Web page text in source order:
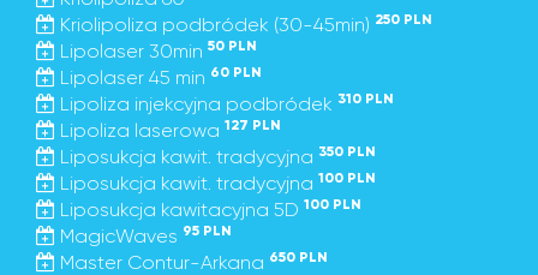
Kriolipoliza podbródek (30-45min) 250 PLN
Lipolaser 30min 50 PLN
Lipolaser 45 min 60 PLN
Lipoliza injekcyjna podbródek 310 PLN
Lipoliza laserowa 127 PLN
Liposukcja kawit. tradycyjna 350 PLN
Liposukcja kawit. tradycyjna 100 PLN
Liposukcja kawitacyjna 5D 100 PLN
MagicWaves 95 PLN
Master Contur-Arkana 650 PLN